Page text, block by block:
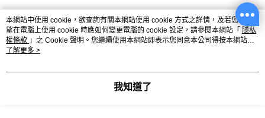
熱門標籤
本網站中使用 cookie，欲查詢有關本網站使用 cookie 方式之詳情，及若您不希
望在電腦上使用 cookie 時應如何變更電腦的 cookie 設定，請參閱本網站「 隱私
權條款 」之 Cookie 聲明。您繼續使用本網站即表示您同意本公司得按本網站使
用條款之 Cookie 聲明使用 cookie。
了解更多 >
我知道了